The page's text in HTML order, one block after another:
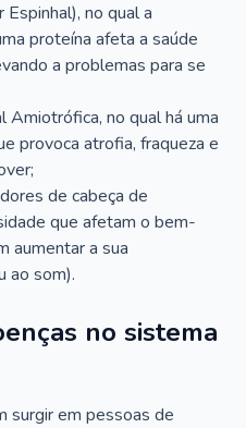
no qual a
proteína afeta a saúde
a problemas para se
no qual há uma
provoca atrofia, fraqueza e
de cabeça de
que afetam o bem-
aumentar a sua
ao som).
no sistema
surgir em pessoas de